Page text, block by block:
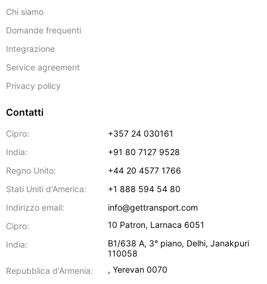
Chi siamo
Domande frequenti
Integrazione
Service agreement
Privacy policy
Contatti
Cipro:
+357 24 030161
India:
+91 80 7127 9528
Regno Unito:
+44 20 4577 1766
Stati Uniti d'America:
+1 888 594 54 80
Indirizzo email:
info@gettransport.com
Cipro:
10 Patron, Larnaca 6051
India:
B1/638 A, 3° piano, Delhi,Janakpuri
110058
Repubblica d'Armenia:
,Yerevan 0070